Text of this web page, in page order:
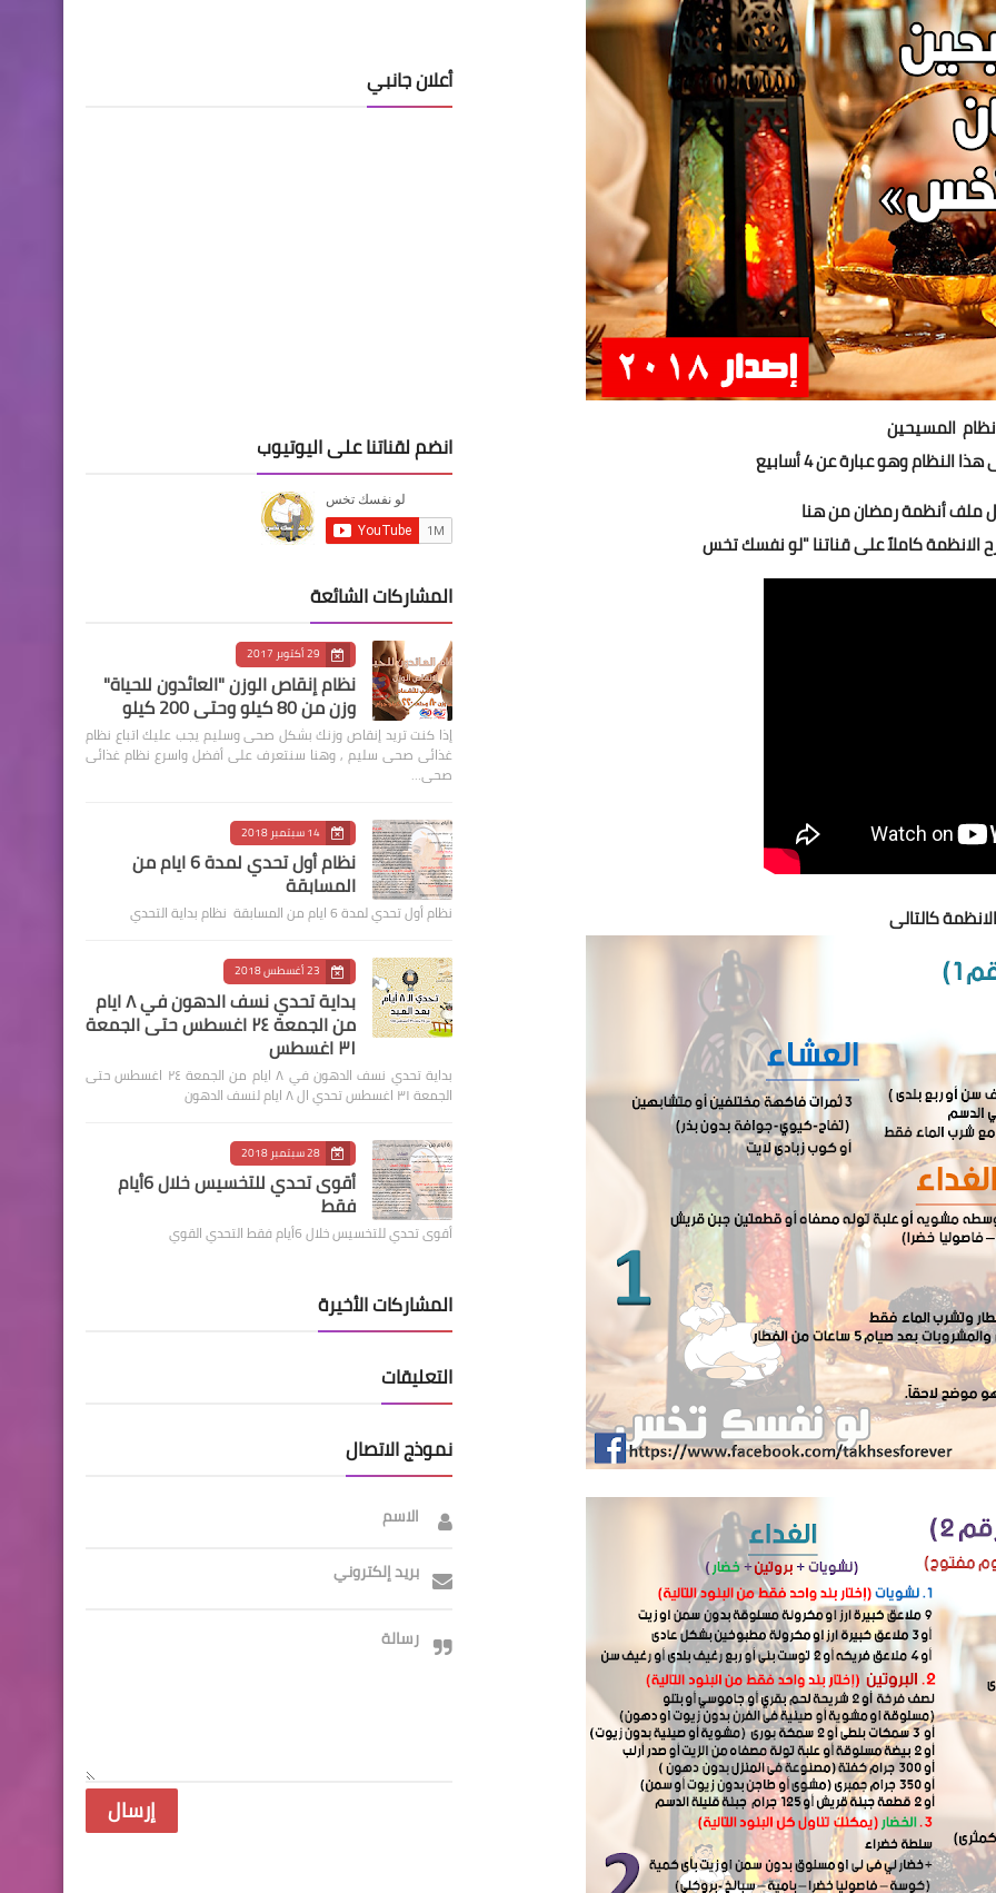
نظام المسيحين
وهو عبارة عن 4 أسابيع
ملف أنظمة رمضانمن هنا
كاملاً على قناتنا "لو نفسك تخس
الانظمة كالتالى
أعلان جانبي
انضم لقناتنا على اليوتيوب
المشاركات الشائعة
29 أكتوبر 2017
نظام إنقاص الوزن "العائدون للحياة"
وزن من 80 كيلو وحتى 200 كيلو
إذا كنت تريد إنقاص وزنك بشكل صحى وسليم يجب عليك اتباع نظام
غذائى صحى سليم , وهنا سنتعرف على أفضل واسرع نظام غذائى
صحى…
14 سبتمبر 2018
نظام أول تحدي لمدة 6 ايام من
المسابقة
نظام أول تحدي لمدة 6 ايام من المسابقة نظام بداية التحدي
23 أغسطس 2018
بداية تحدي نسف الدهون في ٨ ايام
من الجمعة ٢٤ اغسطس حتى الجمعة
٣١ اغسطس
بداية تحدي نسف الدهون في ٨ ايام من الجمعة ٢٤ اغسطس حتى
الجمعة ٣١ اغسطس تحدي ال ٨ ايام لنسف الدهون
28 سبتمبر 2018
أقوى تحدي للتخسيس خلال 6أيام
فقط
أقوى تحدي للتخسيس خلال 6أيام فقط التحدي القوي
المشاركات الأخيرة
التعليقات
نموذج الاتصال
الاسم
بريد إلكتروني
رسالة